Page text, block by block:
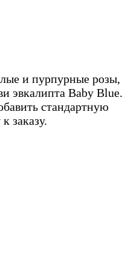
и пурпурные розы,
эвкалипта Baby Blue.
стандартную
заказу.